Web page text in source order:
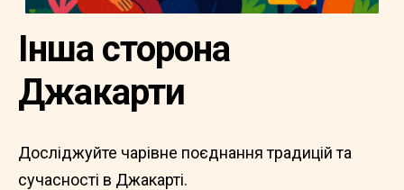
Інша сторона
Джакарти
Досліджуйте чарівне поєднання традицій та
сучасності в Джакарті.